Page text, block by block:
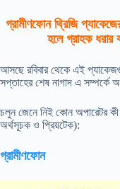
গ্রামীণফোন থ্রিজি
হলে গ্রাহক
আসছে রবিবার থেকে এই
সপ্তাহের শেষ নাগাদ এ সম্পর্কে
চলুন জেনে নিই কোন অপারেটর কী
অর্থসূচক ও প্রিয়টেক):
গ্রামীণফোন